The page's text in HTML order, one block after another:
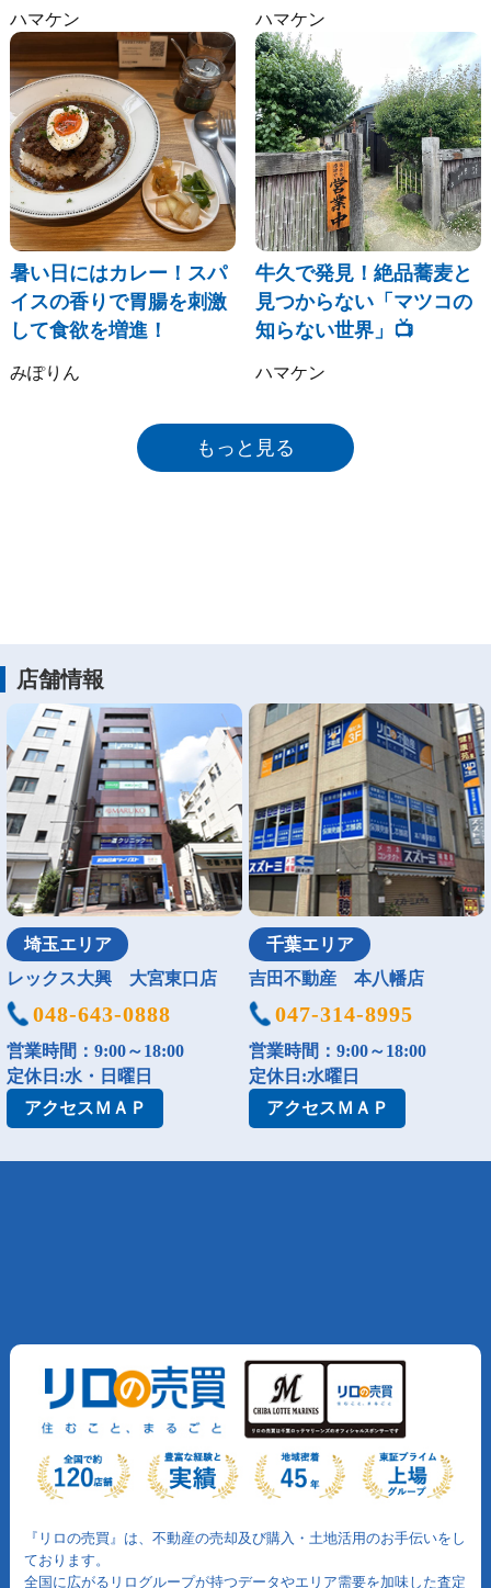
ハマケン ハマケン
暑い日にはカレー！スパ
イスの香りで胃腸を刺激
して食欲を増進！
みぽりん
牛久で発見！絶品蕎麦と
見つからない「マツコの
知らない世界」📺
ハマケン
もっと見る
店舗情報
埼玉エリア
レックス大興 大宮東口店
048-643-0888
営業時間：9:00～18:00
定休日:水・日曜日
アクセスＭＡＰ
千葉エリア
吉田不動産 本八幡店
047-314-8995
営業時間：9:00～18:00
定休日:水曜日
アクセスＭＡＰ
『リロの売買』は、不動産の売却及び購入・土地活用のお手伝いをし
ております。
全国に広がるリログループが持つデータやエリア需要を加味した査定